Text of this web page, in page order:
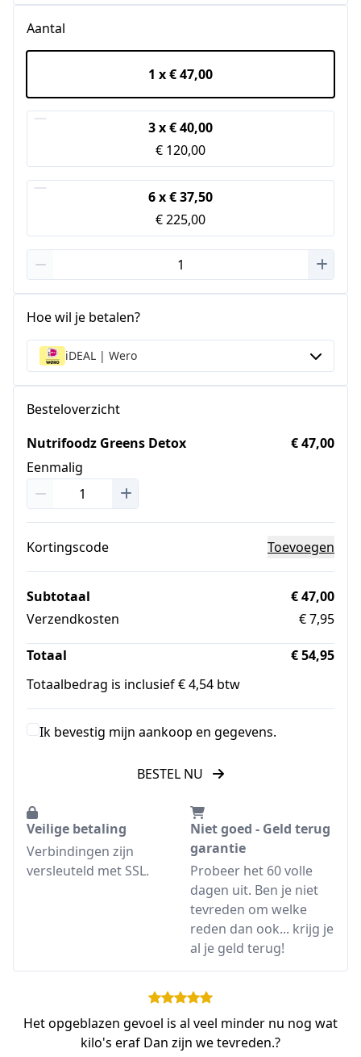
Aantal
1 x € 47,00
3 x € 40,00
€ 120,00
6 x € 37,50
€ 225,00
Hoe wil je betalen?
iDEAL | Wero
Besteloverzicht
Nutrifoodz Greens Detox
Eenmalig
€ 47,00
Kortingscode Toevoegen
Subtotaal
€ 47,00
Verzendkosten
€ 7,95
Totaal
€ 54,95
Totaalbedrag is inclusief € 4,54 btw
Ik bevestig mijn aankoop en gegevens.
BESTEL NU
Veilige betaling
Verbindingen zijn
versleuteld met SSL.
Niet goed - Geld terug
garantie
Probeer het 60 volle
dagen uit. Ben je niet
tevreden om welke
reden dan ook... krijg je
al je geld terug!
Het opgeblazen gevoel is al veel minder nu nog wat
kilo's eraf Dan zijn we tevreden.?